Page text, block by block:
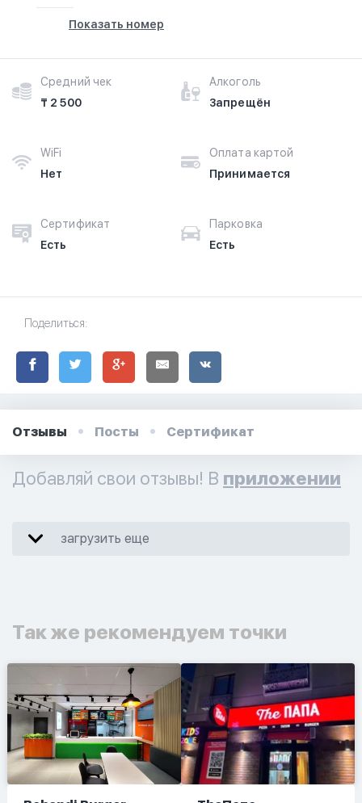
Показать номер
Средний чек
₸ 2 500
Алкоголь
Запрещён
WiFi
Нет
Оплата картой
Принимается
Сертификат
Есть
Парковка
Есть
Поделиться:
Отзывы Посты Сертификат
Добавляй свои отзывы! В приложении
загрузить еще
Так же рекомендуем точки